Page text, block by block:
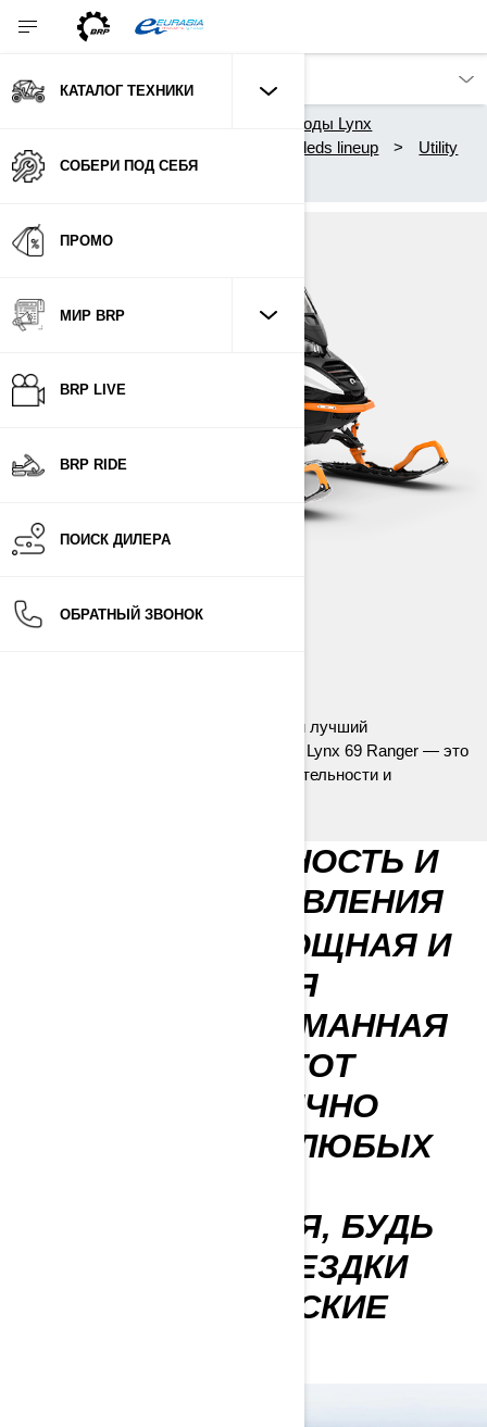
КАТАЛОГ ТЕХНИКИ
СОБЕРИ ПОД СЕБЯ
ПРОМО
МИР BRP
BRP LIVE
BRP RIDE
ПОИСК ДИЛЕРА
ОБРАТНЫЙ ЗВОНОК
Снегоходы Lynx
2026 Lynx snowmobiles and sleds lineup
Utility
69 Ranger
69 RANGER
Никаких компромиссов! Представляем лучший
широкогусеничный снегоход на рынке. Lynx 69 Ranger — это
совершенно новый уровень производительности и
ВЫСОКАЯ МОЩНОСТЬ И
УДОБСТВО УПРАВЛЕНИЯ
69 RANGER — МОЩНАЯ И
УНИВЕРСАЛЬНАЯ
МОДЕЛЬ, ПРОДУМАННАЯ
ДО МЕЛОЧЕЙ. ЭТОТ
СНЕГОХОД ОТЛИЧНО
ПОДХОДИТ ДЛЯ ЛЮБЫХ
ИСПОЛЬЗОВАНИЯ, БУДЬ
ТО РАБОЧИЕ ПОЕЗДКИ
ИЛИ ТУРИСТИЧЕСКИЕ